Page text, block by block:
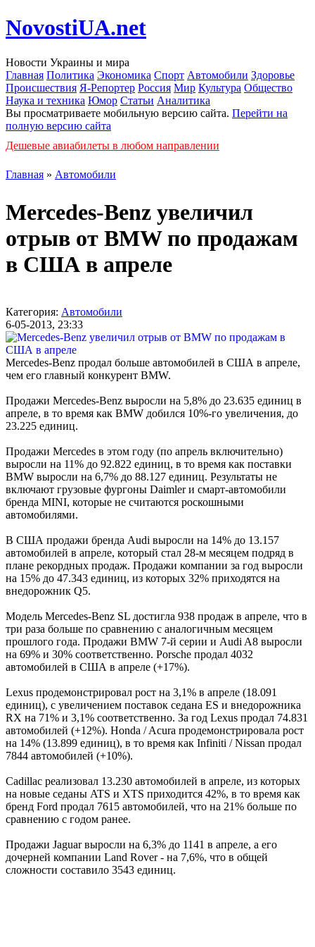
NovostiUA.net
Новости Украины и мира
Главная Политика Экономика Спорт Автомобили Здоровье
Происшествия Я-Репортер Россия Мир Культура Общество
Наука и техника Юмор Статьи Аналитика
Вы просматриваете мобильную версию сайта. Перейти на
полную версию сайта
Дешевые авиабилеты в любом направлении
Главная » Автомобили
Mercedes-Benz увеличил
отрыв от BMW по продажам
в США в апреле
Категория: Автомобили
6-05-2013, 23:33
Mercedes-Benz продал больше автомобилей в США в апреле,
чем его главный конкурент BMW.
Продажи Mercedes-Benz выросли на 5,8% до 23.635 единиц в
апреле, в то время как BMW добился 10%-го увеличения, до
23.225 единиц.
Продажи Mercedes в этом году (по апрель включительно)
выросли на 11% до 92.822 единиц, в то время как поставки
BMW выросли на 6,7% до 88.127 единиц. Результаты не
включают грузовые фургоны Daimler и смарт-автомобили
бренда MINI, которые не считаются роскошными
автомобилями.
В США продажи бренда Audi выросли на 14% до 13.157
автомобилей в апреле, который стал 28-м месяцем подряд в
плане рекордных продаж. Продажи компании за год выросли
на 15% до 47.343 единиц, из которых 32% приходятся на
внедорожник Q5.
Модель Mercedes-Benz SL достигла 938 продаж в апреле, что в
три раза больше по сравнению с аналогичным месяцем
прошлого года. Продажи BMW 7-й серии и Audi A8 выросли
на 69% и 30% соответственно. Porsche продал 4032
автомобилей в США в апреле (+17%).
Lexus продемонстрировал рост на 3,1% в апреле (18.091
единиц), с увеличением поставок седана ES и внедорожника
RX на 71% и 3,1% соответственно. За год Lexus продал 74.831
автомобилей (+12%). Honda / Acura продемонстрировала рост
на 14% (13.899 единиц), в то время как Infiniti / Nissan продал
7844 автомобилей (+10%).
Cadillac реализовал 13.230 автомобилей в апреле, из которых
на новые седаны ATS и XTS приходится 42%, в то время как
бренд Ford продал 7615 автомобилей, что на 21% больше по
сравнению с годом ранее.
Продажи Jaguar выросли на 6,3% до 1141 в апреле, а его
дочерней компании Land Rover - на 7,6%, что в общей
сложности составило 3543 единиц.